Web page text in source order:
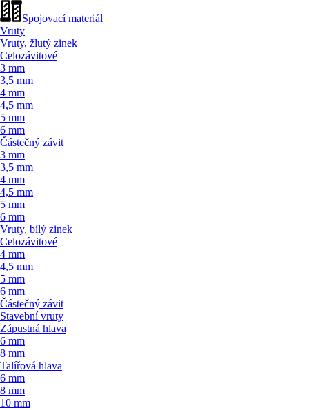
Spojovací materiál
Vruty
Vruty, žlutý zinek
Celozávitové
3 mm
3,5 mm
4 mm
4,5 mm
5 mm
6 mm
Částečný závit
3 mm
3,5 mm
4 mm
4,5 mm
5 mm
6 mm
Vruty, bílý zinek
Celozávitové
4 mm
4,5 mm
5 mm
6 mm
Částečný závit
Stavební vruty
Zápustná hlava
6 mm
8 mm
Talířová hlava
6 mm
8 mm
10 mm